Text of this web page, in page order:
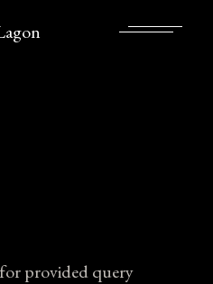
provided query